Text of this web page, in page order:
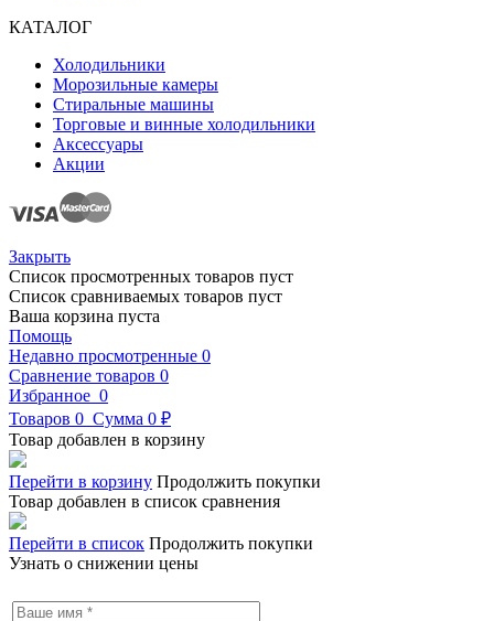
КАТАЛОГ
Холодильники
Морозильные камеры
Стиральные машины
Торговые и винные холодильники
Аксессуары
Акции
Закрыть
Список просмотренных товаров пуст
Список сравниваемых товаров пуст
Ваша корзина пуста
Помощь
Недавно просмотренные 0
Сравнение товаров 0
Избранное 0
Товаров 0 Сумма 0 ₽
Товар добавлен в корзину
Перейти в корзину Продолжить покупки
Товар добавлен в список сравнения
Перейти в список Продолжить покупки
Узнать о снижении цены